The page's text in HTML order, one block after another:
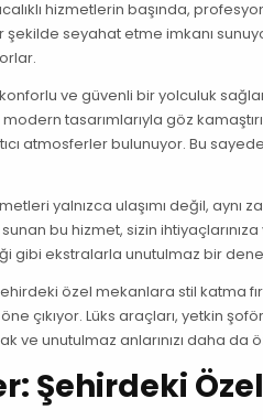
hizmetlerin başında,
seyahat etme imkanı
ve güvenli bir yolculuk
tasarımlarıyla göz
atmosferler bulunuyor. Bu
yalnızca ulaşımı değil,
bu hizmet, sizin
gibi ekstralarla unutulmaz bir
özel mekanlara stil katma
çıkıyor. Lüks araçları, yetkin
ve unutulmaz anlarınızı daha
Şehirdeki